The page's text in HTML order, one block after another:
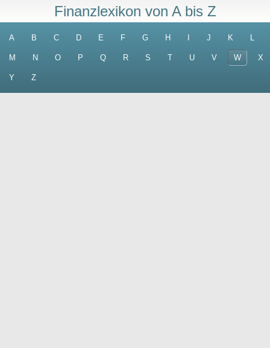
Finanzlexikon von A bis Z
A B C D E F G H J K L
M N O P Q R S T U V W X
Y Z